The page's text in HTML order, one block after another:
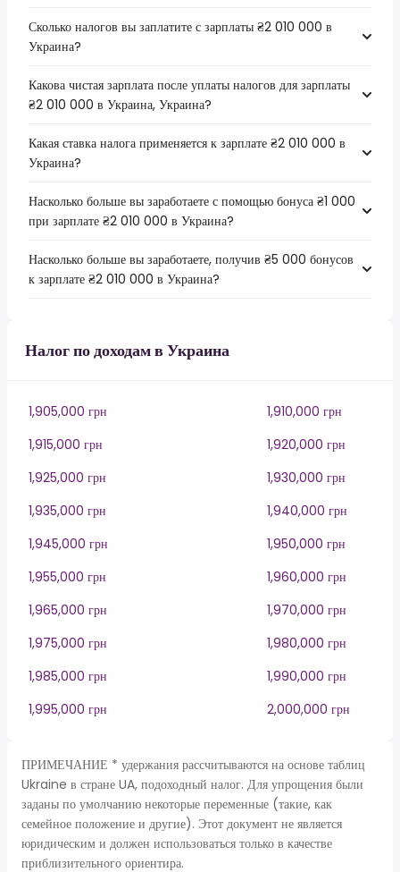
Сколько налогов вы заплатите с зарплаты ₴2 010 000 в
Украина?
Какова чистая зарплата после уплаты налогов для зарплаты
₴2 010 000 в Украина, Украина?
Какая ставка налога применяется к зарплате ₴2 010 000 в
Украина?
Насколько больше вы заработаете с помощью бонуса ₴1 000
при зарплате ₴2 010 000 в Украина?
Насколько больше вы заработаете, получив ₴5 000 бонусов
к зарплате ₴2 010 000 в Украина?
Налог по доходам в Украина
1,905,000 грн
1,910,000 грн
1,915,000 грн
1,920,000 грн
1,925,000 грн
1,930,000 грн
1,935,000 грн
1,940,000 грн
1,945,000 грн
1,950,000 грн
1,955,000 грн
1,960,000 грн
1,965,000 грн
1,970,000 грн
1,975,000 грн
1,980,000 грн
1,985,000 грн
1,990,000 грн
1,995,000 грн
2,000,000 грн
ПРИМЕЧАНИЕ * удержания рассчитываются на основе таблиц
Ukraine в стране UA, подоходный налог. Для упрощения были
заданы по умолчанию некоторые переменные (такие, как
семейное положение и другие). Этот документ не является
юридическим и должен использоваться только в качестве
приблизительного ориентира.